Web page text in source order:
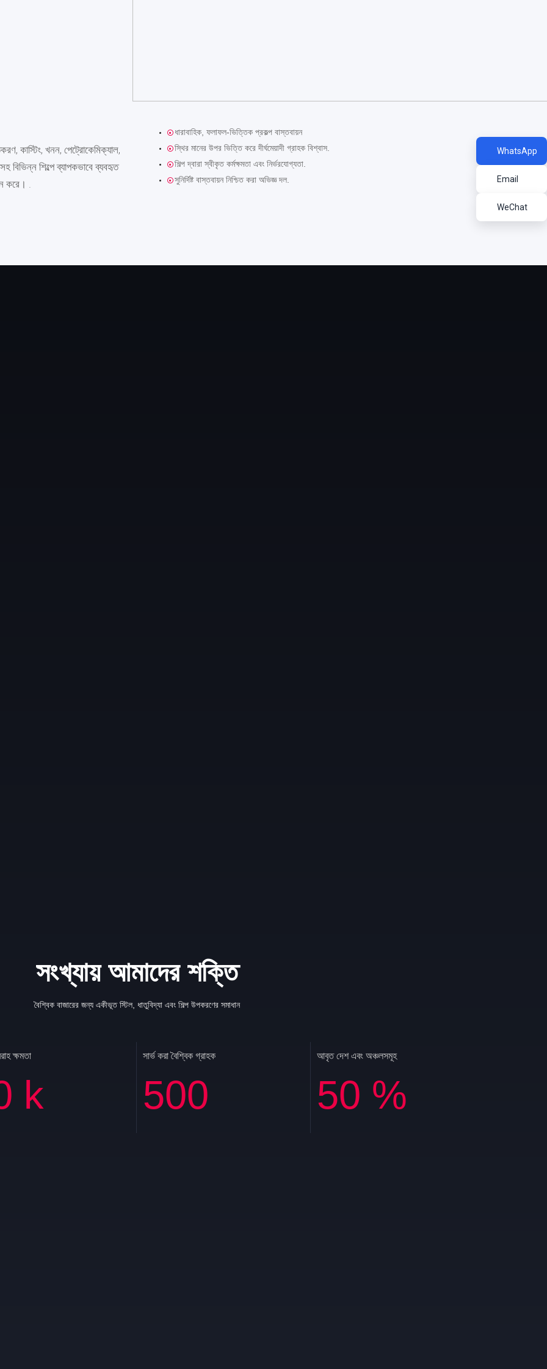
কাস্টিং, খনন, পেট্রোকেমিক্যাল,
বিভিন্ন শিল্পে ব্যাপকভাবে ব্যবহৃত
করে। .
ধারাবাহিক, ফলাফল-ভিত্তিক প্রকল্প বাস্তবায়ন
স্থির মানের উপর ভিত্তি করে দীর্ঘমেয়াদী গ্রাহক বিশ্বাস.
শিল্প দ্বারা স্বীকৃত কর্মক্ষমতা এবং নির্ভরযোগ্যতা.
সুনির্দিষ্ট বাস্তবায়ন নিশ্চিত করা অভিজ্ঞ দল.
সংখ্যায় আমাদের শক্তি
বৈশ্বিক বাজারের জন্য একীভূত স্টিল, ধাতুবিদ্যা এবং শিল্প উপকরণের সমাধান
ক্ষমতা
k
সার্ভ করা বৈশ্বিক গ্রাহক
500
আবৃত দেশ এবং অঞ্চলসমূহ
50 %
WhatsApp
Email
WeChat